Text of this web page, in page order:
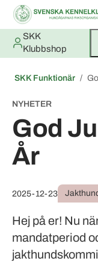
SKK
Klubbshop
SKK Funktionär
God
År
NYHETER
2025-12-23
Hej på er! Nu
mandatperiod